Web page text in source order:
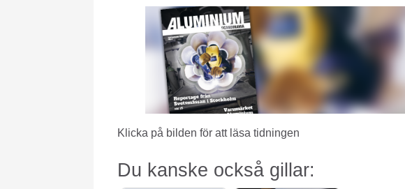
Klicka på bilden för att läsa tidningen
Du kanske också gillar: